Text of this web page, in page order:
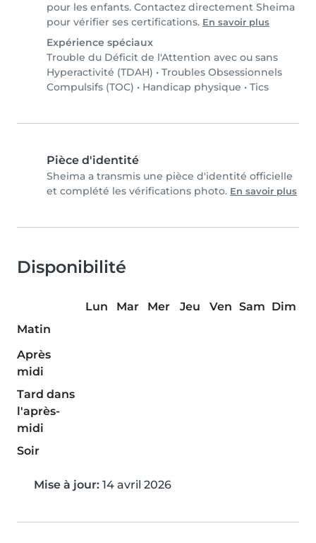
pour les enfants. Contactez directement Sheima
pour vérifier ses certifications. En savoir plus
Expérience spéciaux
Trouble du Déficit de l'Attention avec ou sans
Hyperactivité (TDAH) • Troubles Obsessionnels
Compulsifs (TOC) • Handicap physique • Tics
Pièce d'identité
Sheima a transmis une pièce d'identité officielle
et complété les vérifications photo. En savoir plus
Disponibilité
Lun Mar Mer Jeu Ven Sam Dim
Matin
Après
midi
Tard dans
l'après-
midi
Soir
Mise à jour: 14 avril 2026